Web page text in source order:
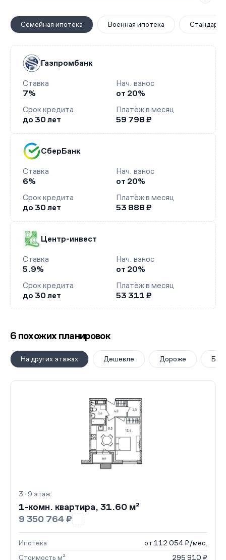
Семейная ипотека Военная ипотека
Газпромбанк
Ставка
7%
Нач. взнос
от 20%
Срок кредита
до 30 лет
Платёж в месяц
59 798 ₽
СберБанк
Ставка
6%
Нач. взнос
от 20%
Срок кредита
до 30 лет
Платёж в месяц
53 888 ₽
Центр-инвест
Ставка
5.9%
Нач. взнос
от 20%
Срок кредита
до 30 лет
Платёж в месяц
53 311 ₽
6 похожих планировок
На других этажах Дешевле Дороже
3 · 9 этаж
1-комн. квартира, 31.60 м²
9 350 764 ₽
Ипотека
от 112 054 ₽/мес.
Стоимость м²
295 910 ₽